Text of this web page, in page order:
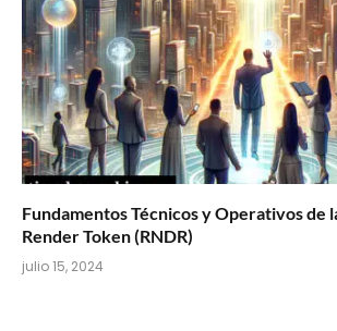
Fundamentos Técnicos y Operativos de
Render Token (RNDR)
julio 15, 2024